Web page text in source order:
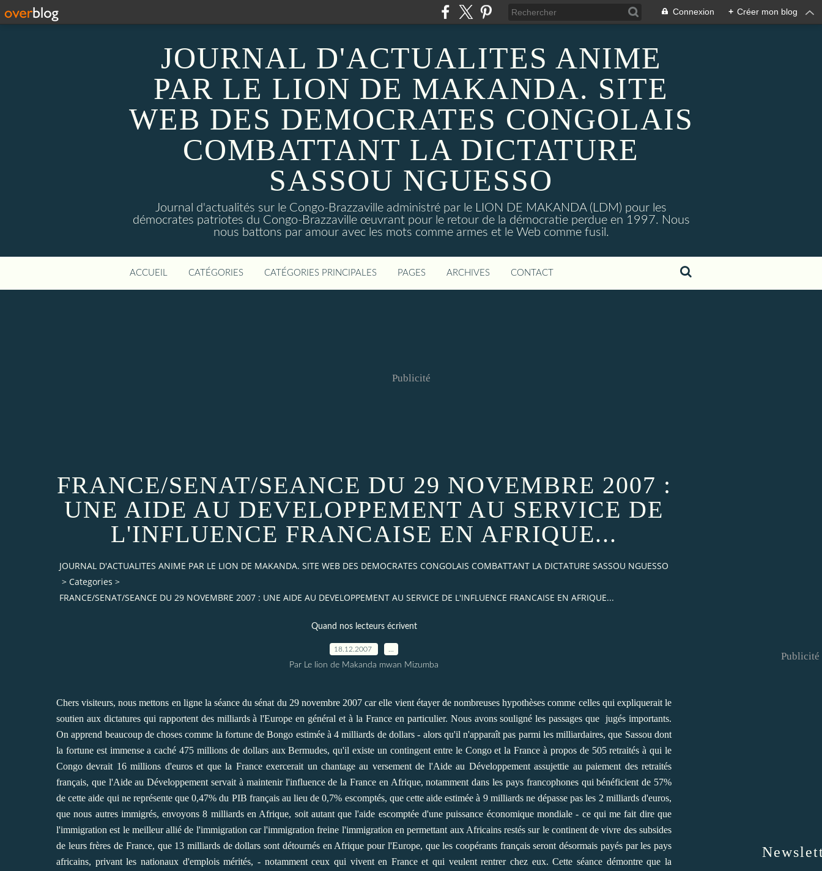
Connexion + Créer mon blog
JOURNAL D'ACTUALITES ANIME
PAR LE LION DE MAKANDA. SITE
WEB DES DEMOCRATES CONGOLAIS
COMBATTANT LA DICTATURE
SASSOU NGUESSO
Journal d'actualités sur le Congo-Brazzaville administré par le LION DE MAKANDA (LDM) pour les
démocrates patriotes du Congo-Brazzaville œuvrant pour le retour de la démocratie perdue en 1997. Nous
nous battons par amour avec les mots comme armes et le Web comme fusil.
ACCUEIL CATÉGORIES CATÉGORIES PRINCIPALES PAGES ARCHIVES CONTACT
Publicité
FRANCE/SENAT/SEANCE DU 29 NOVEMBRE 2007 :
UNE AIDE AU DEVELOPPEMENT AU SERVICE DE
L'INFLUENCE FRANCAISE EN AFRIQUE...
JOURNAL D'ACTUALITES ANIME PAR LE LION DE MAKANDA. SITE WEB DES DEMOCRATES CONGOLAIS COMBATTANT LA DICTATURE SASSOU NGUESSO
> Categories >
FRANCE/SENAT/SEANCE DU 29 NOVEMBRE 2007 : UNE AIDE AU DEVELOPPEMENT AU SERVICE DE L'INFLUENCE FRANCAISE EN AFRIQUE...
Quand nos lecteurs écrivent
18.12.2007
Par Le lion de Makanda mwan Mizumba
Chers visiteurs, nous mettons en ligne la séance du sénat du 29 novembre 2007 car elle vient étayer de nombreuses hypothèses comme celles qui expliquerait le
soutien aux dictatures qui rapportent des milliards à l'Europe en général et à la France en particulier. Nous avons souligné les passages que jugés importants.
On apprend beaucoup de choses comme la fortune de Bongo estimée à 4 milliards de dollars - alors qu'il n'apparaît pas parmi les milliardaires, que Sassou dont
la fortune est immense a caché 475 millions de dollars aux Bermudes, qu'il existe un contingent entre le Congo et la France à propos de 505 retraités à qui le
Congo devrait 16 millions d'euros et que la France exercerait un chantage au versement de l'Aide au Développement assujettie au paiement des retraités
français, que l'Aide au Développement servait à maintenir l'influence de la France en Afrique, notamment dans les pays francophones qui bénéficient de 57%
de cette aide qui ne représente que 0,47% du PIB français au lieu de 0,7% escomptés, que cette aide estimée à 9 milliards ne dépasse pas les 2 milliards d'euros,
que nous autres immigrés, envoyons 8 milliards en Afrique, soit autant que l'aide escomptée d'une puissance économique mondiale - ce qui me fait dire que
l'immigration est le meilleur allié de l'immigration car l'immigration freine l'immigration en permettant aux Africains restés sur le continent de vivre des subsides
de leurs frères de France, que 13 milliards de dollars sont détournés en Afrique pour l'Europe, que les coopérants français seront désormais payés par les pays
africains, privant les nationaux d'emplois mérités, - notamment ceux qui vivent en France et qui veulent rentrer chez eux. Cette séance démontre que la
Publicité